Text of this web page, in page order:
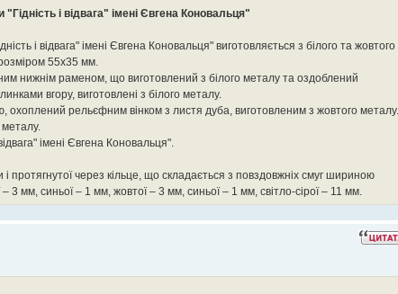
і відвага" імені Євгена Коновальця"
і відвага" імені Євгена Коновальця" виготовляється з білого та жовтого
55х35 мм.
нижнім раменом, що виготовлений з білого металу та оздоблений
вгору, виготовлені з білого металу.
рельєфним вінком з листя дуба, виготовленим з жовтого металу.
імені Євгена Коновальця".
і протягнутої через кільце, що складається з повздовжніх смуг шириною
3 мм, синьої – 1 мм, жовтої – 3 мм, синьої – 1 мм, світло-сірої – 11 мм.